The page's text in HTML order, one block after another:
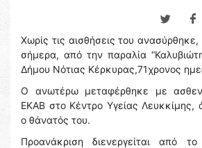
Χωρίς τις αισθήσεις του
σήμερα, από την παραλία
Δήμου Νότιας Κέρκυρας,71χρονος
Ο ανωτέρω μεταφέρθηκε με
ΕΚΑΒ στο Κέντρο Υγείας Λευκκίμης,
ο θάνατός του.
Προανάκριση διενεργείται από